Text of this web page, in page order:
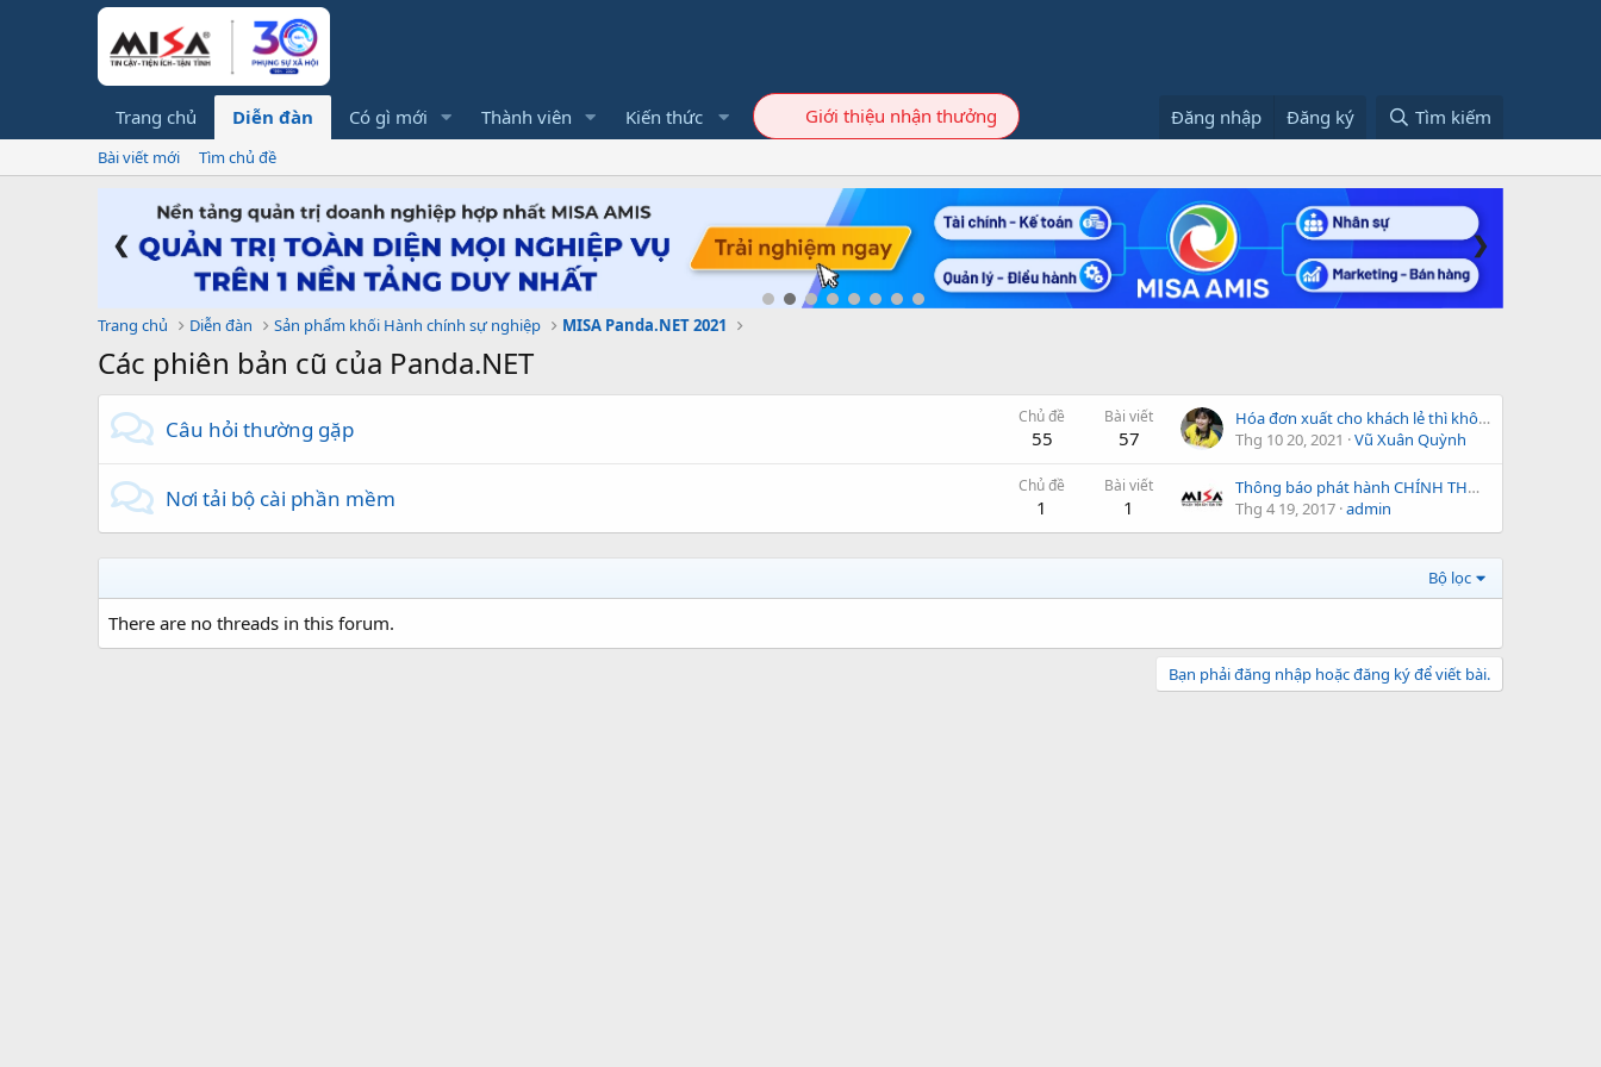
Trang chủ Diễn đàn Có gì mới Thành viên Kiến thức Giới thiệu nhận thưởng Đăng nhập Đăng ký Tìm kiếm
Bài viết mới Tìm chủ đề
❮ ❯
Trang chủ Diễn đàn Sản phẩm khối Hành chính sự nghiệp MISA Panda.NET 2021
Các phiên bản cũ của Panda.NET
Câu hỏi thường gặp Chủ đề
55
Bài viết
57
Hóa đơn xuất cho khách lẻ thì không cần tick vào mục điền thông tin gmail người nhận pk ạ
Thg 10 20, 2021
Vũ Xuân Quỳnh
Nơi tải bộ cài phần mềm Chủ đề
1
Bài viết
1
Thông báo phát hành CHÍNH THỨC sản phẩm MISA Panda.NET 2011 R29
Thg 4 19, 2017 admin
Bộ lọc
There are no threads in this forum.
Bạn phải đăng nhập hoặc đăng ký để viết bài.